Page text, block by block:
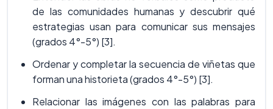
de las comunidades humanas y descubrir qué
estrategias usan para comunicar sus mensajes
(grados 4°-5°) [3].
Ordenar y completar la secuencia de viñetas que
forman una historieta (grados 4°-5°) [3].
Relacionar las imágenes con las palabras para